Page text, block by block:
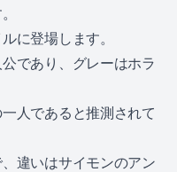
に登場します。
であり、グレーはホラ
人であると推測されて
違いはサイモンのアン